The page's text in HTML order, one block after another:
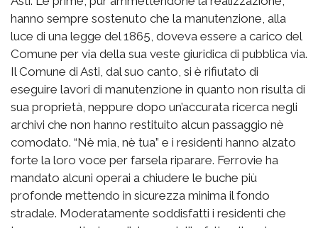
hanno sempre sostenuto che la manutenzione, alla
luce di una legge del 1865, doveva essere a carico del
Comune per via della sua veste giuridica di pubblica via.
Il Comune di Asti, dal suo canto, si è rifiutato di
eseguire lavori di manutenzione in quanto non risulta di
sua proprietà, neppure dopo un’accurata ricerca negli
archivi che non hanno restituito alcun passaggio nè
comodato. “Nè mia, nè tua” e i residenti hanno alzato
forte la loro voce per farsela riparare. Ferrovie ha
mandato alcuni operai a chiudere le buche più
profonde mettendo in sicurezza minima il fondo
stradale. Moderatamente soddisfatti i residenti che